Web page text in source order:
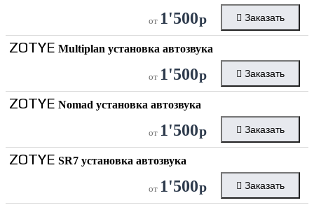
от 1'500р Заказать
ZOTYE Multiplan установка автозвука
от 1'500р Заказать
ZOTYE Nomad установка автозвука
от 1'500р Заказать
ZOTYE SR7 установка автозвука
от 1'500р Заказать